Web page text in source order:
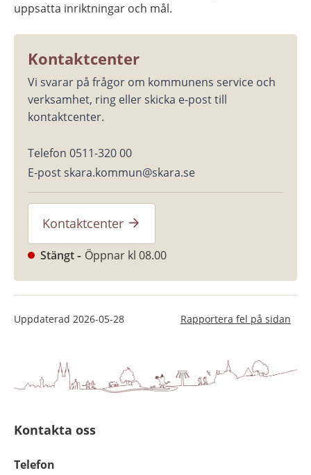
uppsatta inriktningar och mål.
Kontaktcenter
Vi svarar på frågor om kommunens service och
verksamhet, ring eller skicka e-post till
kontaktcenter.
Telefon 0511-320 00
E-post skara.kommun@skara.se
Kontaktcenter
Stängt Öppnar kl 08.00
Uppdaterad 2026-05-28 Rapportera fel på sidan
Kontakta oss
Telefon